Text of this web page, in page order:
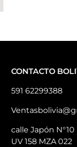
CONTACTO
591 62299388
calle Japón
UV 158 MZA 022